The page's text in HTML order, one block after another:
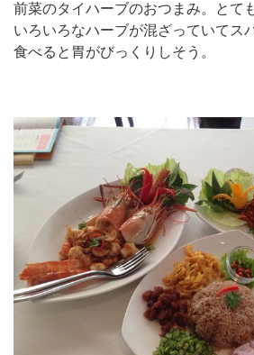
前菜のタイハーブのおつまみ。とて
いろいろなハーブが混ざっていてス
食べると胃がびっくりしそう。